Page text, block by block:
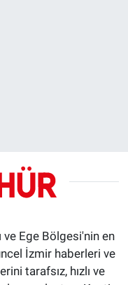
ve Ege Bölgesi'nin en
İzmir haberleri ve
tarafsız, hızlı ve